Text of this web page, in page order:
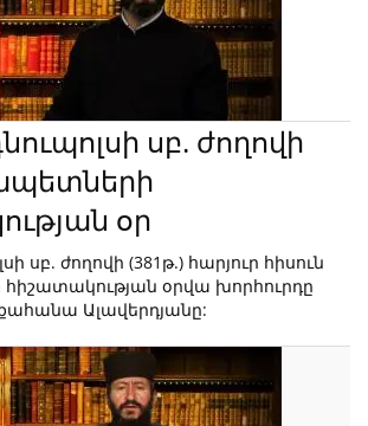
սբ. ժողովի
օր
սբ. ժողովի (381թ.) հարյուր հիսուն
օրվա խորհուրդը
Ալավերդյանը: